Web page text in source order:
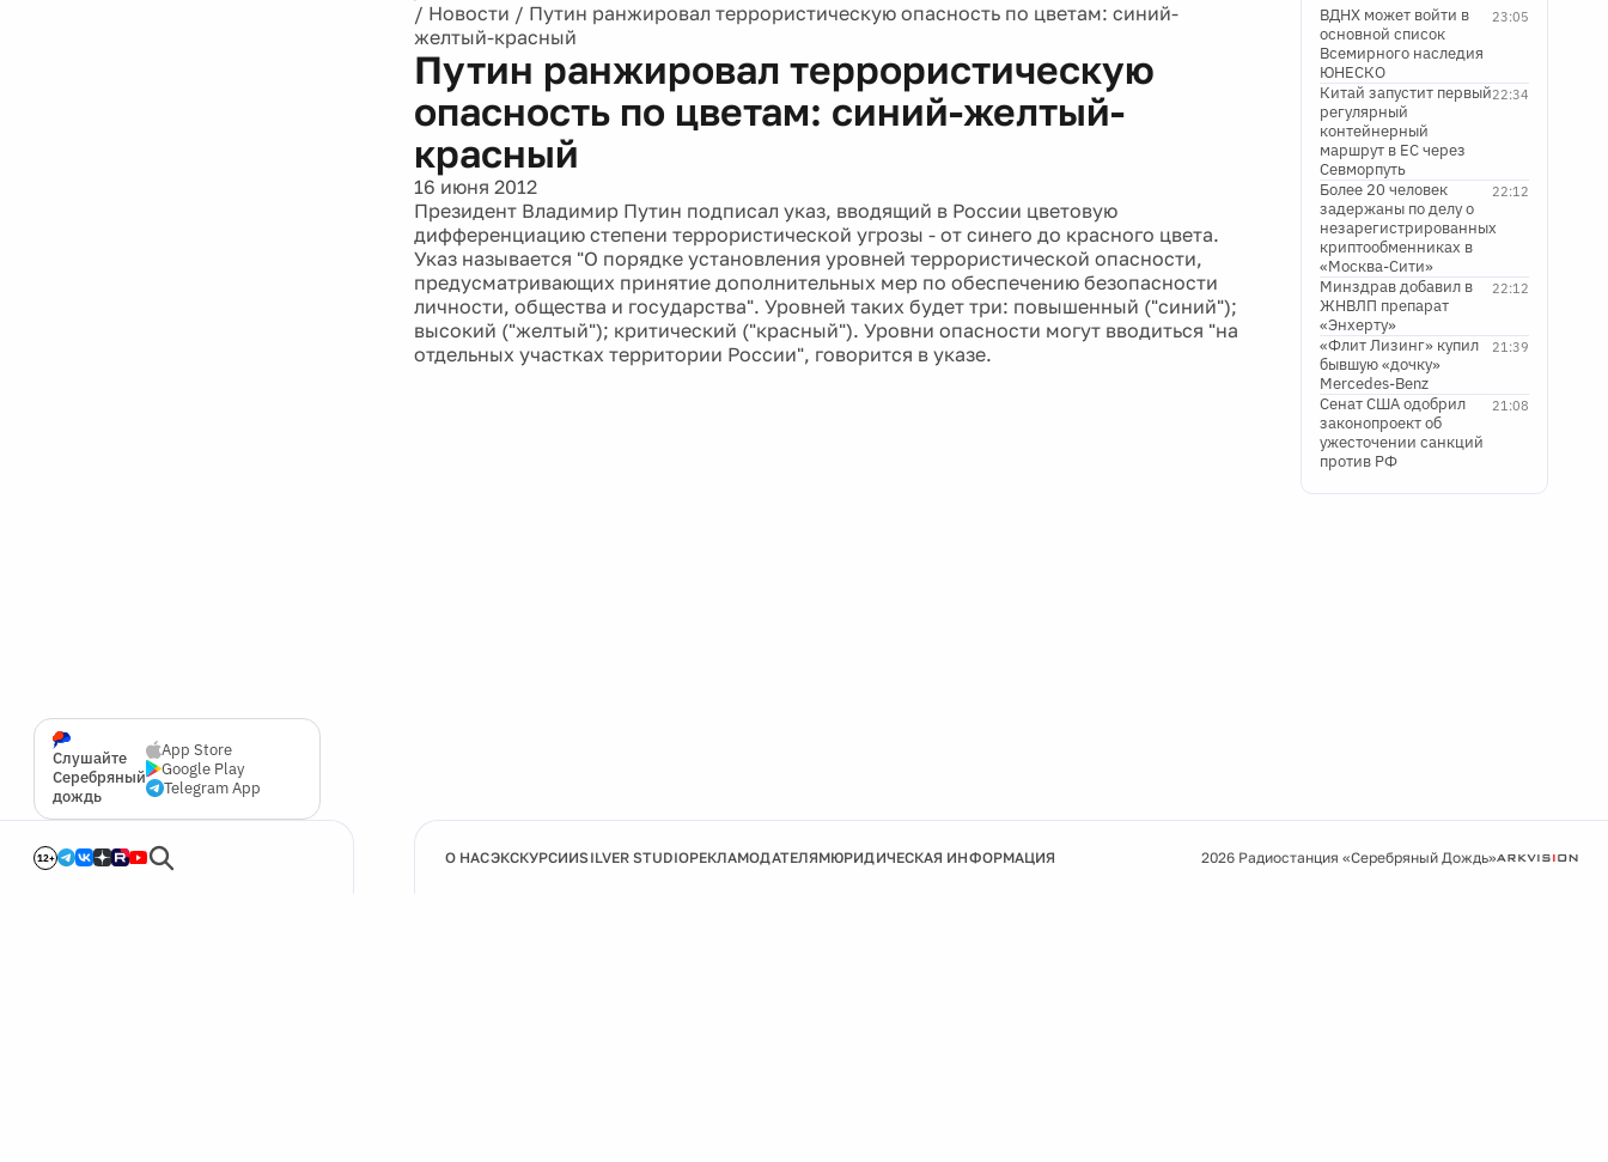
Слушайте
Серебряный
дождь
App Store
Google Play
Telegram App
12+
/ Новости / Путин ранжировал террористическую опасность по цветам: синий-
желтый-красный
Путин ранжировал террористическую
опасность по цветам: синий-желтый-
красный
16 июня 2012
Президент Владимир Путин подписал указ, вводящий в России цветовую
дифференциацию степени террористической угрозы - от синего до красного цвета.
Указ называется "О порядке установления уровней террористической опасности,
предусматривающих принятие дополнительных мер по обеспечению безопасности
личности, общества и государства". Уровней таких будет три: повышенный ("синий");
высокий ("желтый"); критический ("красный"). Уровни опасности могут вводиться "на
отдельных участках территории России", говорится в указе.
23:05
ВДНХ может войти в
основной список
Всемирного наследия
ЮНЕСКО
22:34
Китай запустит первый
регулярный
контейнерный
маршрут в ЕС через
Севморпуть
22:12
Более 20 человек
задержаны по делу о
незарегистрированных
криптообменниках в
«Москва-Сити»
22:12
Минздрав добавил в
ЖНВЛП препарат
«Энхерту»
21:39
«Флит Лизинг» купил
бывшую «дочку»
Mercedes-Benz
21:08
Сенат США одобрил
законопроект об
ужесточении санкций
против РФ
О НАСЭКСКУРСИИSILVER STUDIOРЕКЛАМОДАТЕЛЯМЮРИДИЧЕСКАЯ ИНФОРМАЦИЯ 2026 Радиостанция «Серебряный Дождь»